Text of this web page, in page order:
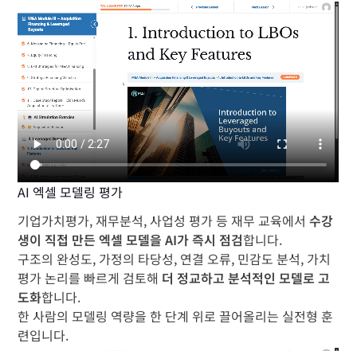
AI 엑셀 모델링 평가
기업가치평가, 재무분석, 사업성 평가 등 재무 교육에서수강
생이 직접 만든 엑셀 모델을 AI가 즉시 점검합니다.
구조의 완성도, 가정의 타당성, 연결 오류, 민감도 분석, 가치
평가 논리를 빠르게 검토해 더 정교하고 분석적인 모델로 고
도화합니다.
한 사람의 모델링 역량을 한 단계 위로 끌어올리는 실전형 훈
련입니다.